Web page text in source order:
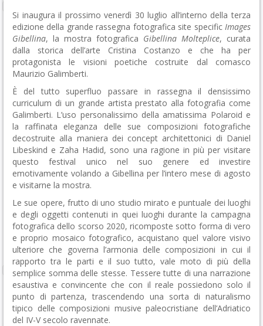
Si inaugura il prossimo venerdì 30 luglio all’interno della terza
edizione della grande rassegna fotografica site specific Images
Gibellina, la mostra fotografica Gibellina Molteplice, curata
dalla storica dell’arte Cristina Costanzo e che ha per
protagonista le visioni poetiche costruite dal comasco
Maurizio Galimberti.
È del tutto superfluo passare in rassegna il densissimo
curriculum di un grande artista prestato alla fotografia come
Galimberti. L’uso personalissimo della amatissima Polaroid e
la raffinata eleganza delle sue composizioni fotografiche
decostruite alla maniera dei concept architettonici di Daniel
Libeskind e Zaha Hadid, sono una ragione in più per visitare
questo festival unico nel suo genere ed investire
emotivamente volando a Gibellina per l’intero mese di agosto
e visitarne la mostra.
Le sue opere, frutto di uno studio mirato e puntuale dei luoghi
e degli oggetti contenuti in quei luoghi durante la campagna
fotografica dello scorso 2020, ricomposte sotto forma di vero
e proprio mosaico fotografico, acquistano quel valore visivo
ulteriore che governa l’armonia delle composizioni in cui il
rapporto tra le parti e il suo tutto, vale moto di più della
semplice somma delle stesse. Tessere tutte di una narrazione
esaustiva e convincente che con il reale possiedono solo il
punto di partenza, trascendendo una sorta di naturalismo
tipico delle composizioni musive paleocristiane dell’Adriatico
del IV-V secolo ravennate.